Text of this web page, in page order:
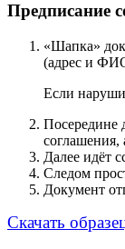
Предписание
«Шапка»
(адрес и
Если
Посередине
соглашения,
Далее идёт
Следом
Документ
Скачать